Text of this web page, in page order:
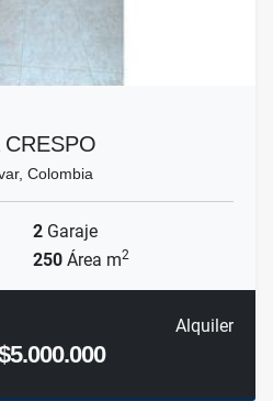
Colombia
2 Garaje
250 Área m2
Alquiler